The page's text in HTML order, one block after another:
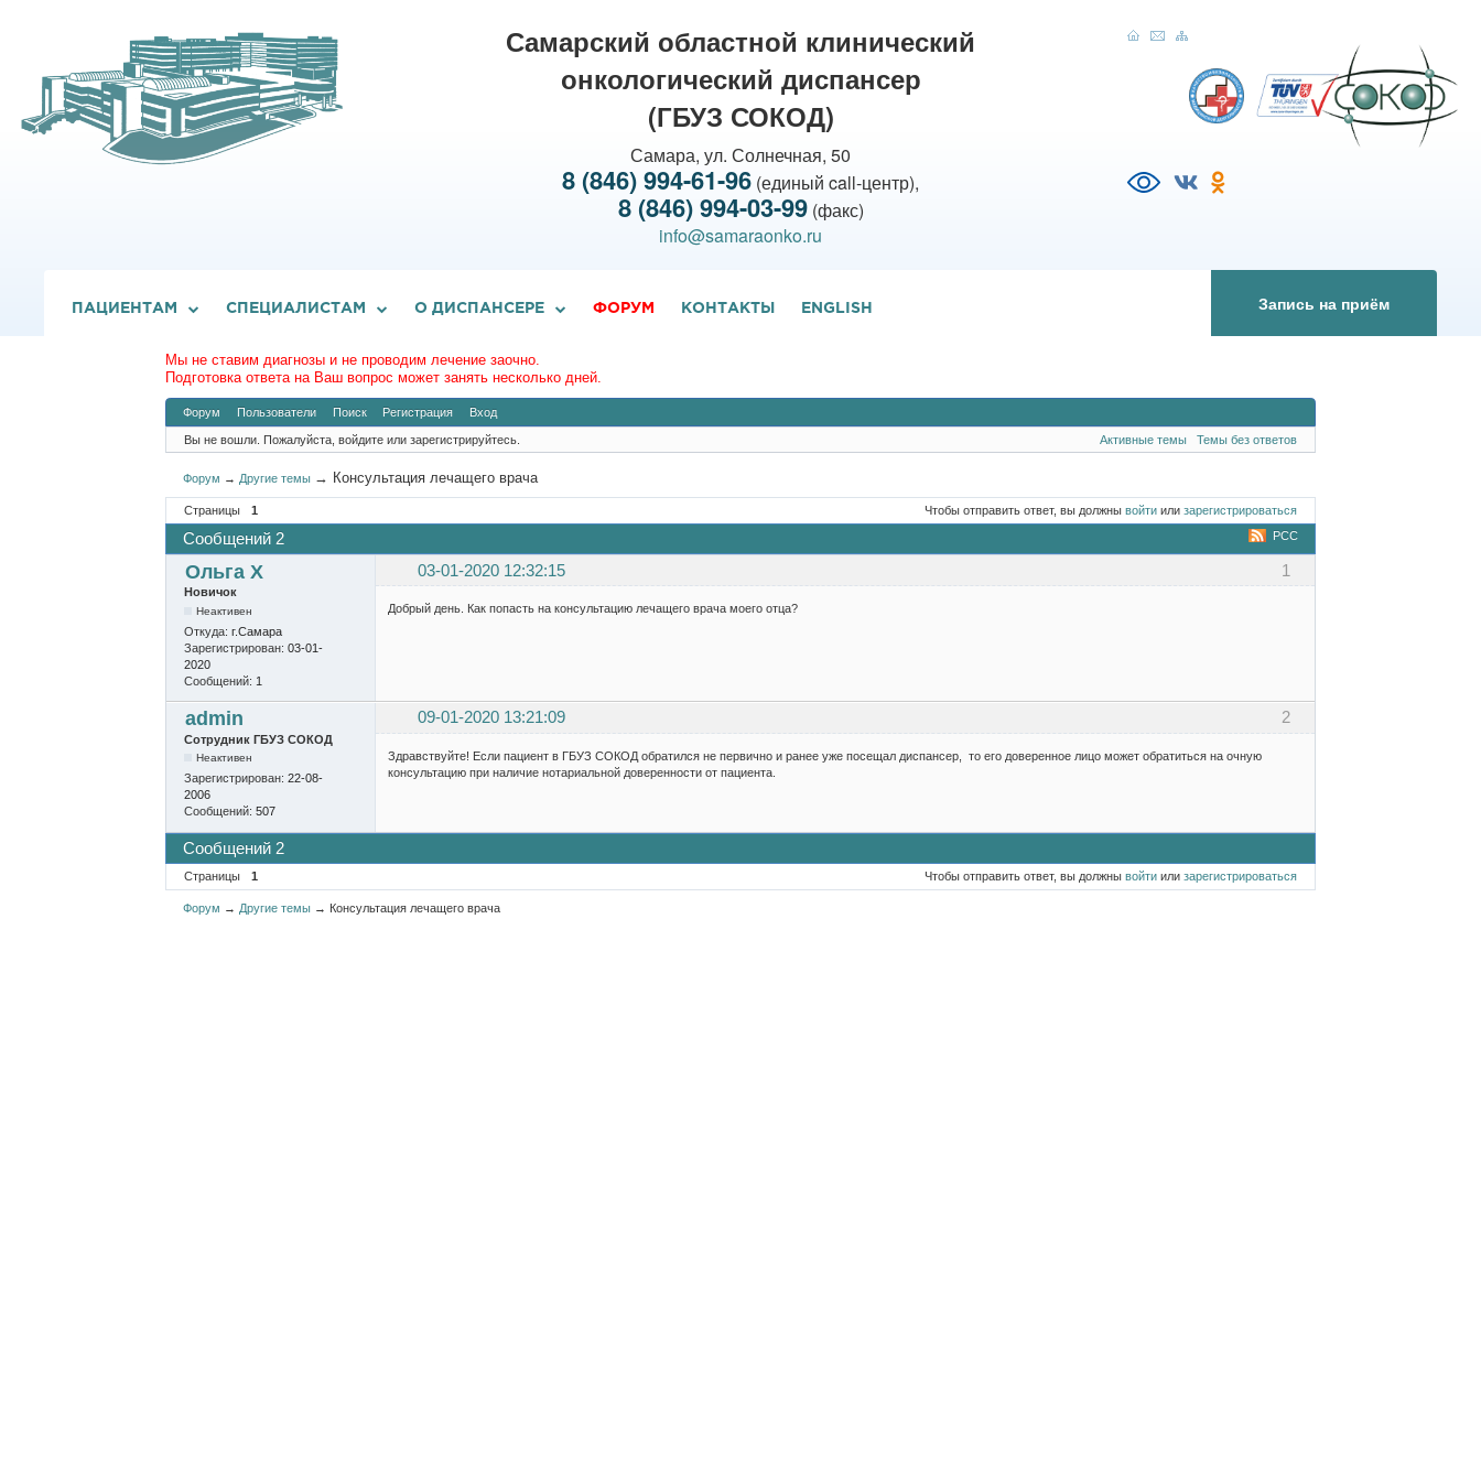
Самарский областной клинический
онкологический диспансер
(ГБУЗ СОКОД)
Самара, ул. Солнечная, 50
8 (846) 994-61-96 (единый call-центр),
8 (846) 994-03-99(факс)
info@samaraonko.ru
ПАЦИЕНТАМ СПЕЦИАЛИСТАМ О ДИСПАНСЕРЕ ФОРУМ КОНТАКТЫ ENGLISH Запись на приём
Мы не ставим диагнозы и не проводим лечение заочно.
Подготовка ответа на Ваш вопрос может занять несколько дней.
Форум Пользователи Поиск Регистрация Вход
Вы не вошли. Пожалуйста, войдите или зарегистрируйтесь. Активные темы Темы без ответов
Форум → Другие темы → Консультация лечащего врача
Страницы 1 Чтобы отправить ответ, вы должнывойти илизарегистрироваться
РСС
Сообщений 2
1
Ольга Х 03-01-2020 12:32:15
Новичок
Неактивен
Откуда: г.Самара
Зарегистрирован: 03-01-
2020
Сообщений: 1
Добрый день. Как попасть на консультацию лечащего врача моего отца?
2
admin 09-01-2020 13:21:09
Сотрудник ГБУЗ СОКОД
Неактивен
Зарегистрирован: 22-08-
2006
Сообщений: 507
Здравствуйте! Если пациент в ГБУЗ СОКОД обратился не первично и ранее уже посещал диспансер, то его доверенное лицо может обратиться на очную
консультацию при наличие нотариальной доверенности от пациента.
Сообщений 2
Страницы 1 Чтобы отправить ответ, вы должнывойти илизарегистрироваться
Форум → Другие темы → Консультация лечащего врача